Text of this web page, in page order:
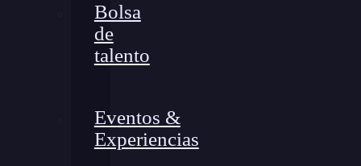
Bolsa
de
talento
Eventos &
Experiencias